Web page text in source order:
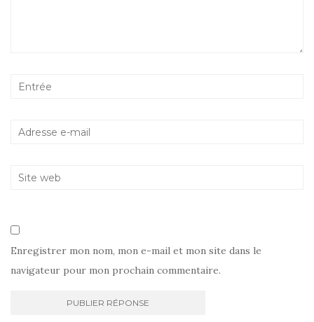
Enregistrer mon nom, mon e-mail et mon site dans le
navigateur pour mon prochain commentaire.